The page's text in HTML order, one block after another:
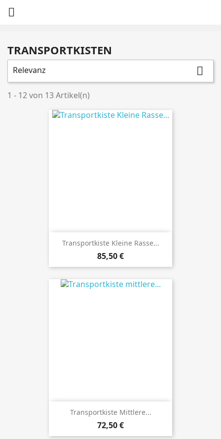

TRANSPORTKISTEN
Relevanz 
1 - 12 von 13 Artikel(n)
Transportkiste Kleine Rasse...
Preis
85,50 €
Transportkiste Mittlere...
Preis
72,50 €